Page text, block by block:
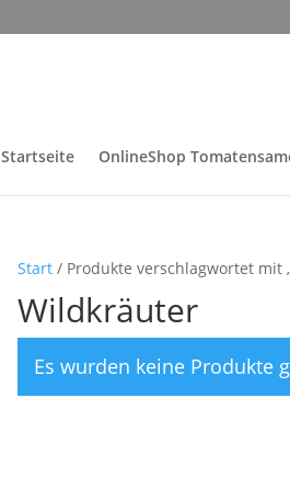
Startseite OnlineShop
Start / Produkte verschlagwortet mit
Wildkräuter
Es wurden keine Produkte